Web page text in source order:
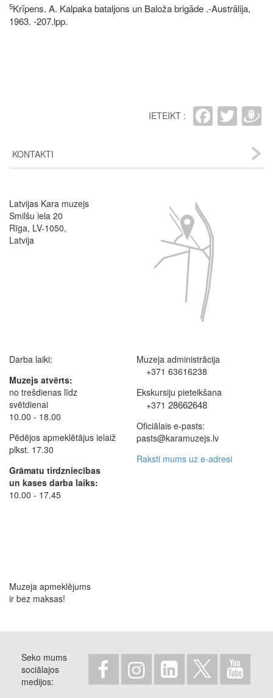
5Krīpens. A. Kalpaka bataljons un Baloža brigāde .-Austrālija,
1963. -207.lpp.
IETEIKT :
KONTAKTI
Latvijas Kara muzejs
Smilšu iela 20
Rīga, LV-1050,
Latvija
Darba laiki:
Muzejs atvērts:
no trešdienas līdz
svētdienai
10.00 - 18.00
Pēdējos apmeklētājus ielaiž
plkst. 17.30
Grāmatu tirdzniecības
un kases darba laiks:
10.00 - 17.45
Muzeja administrācija
+371 63616238
Ekskursiju pieteikšana
+371 28662648
Oficiālais e-pasts:
pasts@karamuzejs.lv
Raksti mums uz e-adresi
Muzeja apmeklējums
ir bez maksas!
Seko mums
sociālajos
medijos